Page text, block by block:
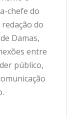
chefe do
do
Damas,
entre
público,